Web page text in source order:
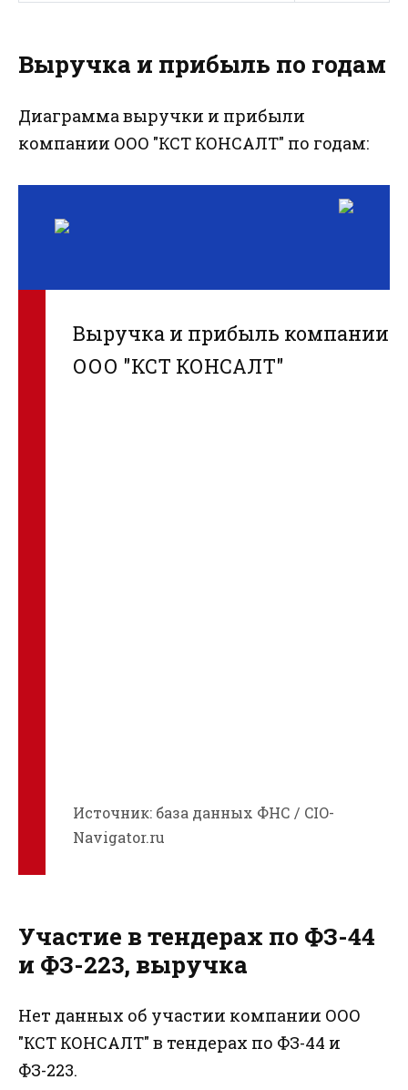
Выручка и прибыль по годам
Диаграмма выручки и прибыли
компании ООО "КСТ КОНСАЛТ" по годам:
Выручка и прибыль компании
ООО "КСТ КОНСАЛТ"
Источник: база данных ФНС / CIO-
Navigator.ru
Участие в тендерах по ФЗ-44
и ФЗ-223, выручка
Нет данных об участии компании ООО
"КСТ КОНСАЛТ" в тендерах по ФЗ-44 и
ФЗ-223.